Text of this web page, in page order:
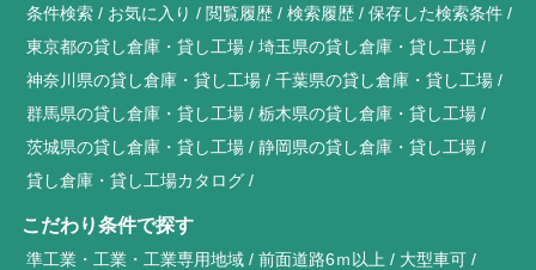
条件検索 お気に入り 閲覧履歴 検索履歴
保存した検索条件
東京都の貸し倉庫・貸し工場
埼玉県の貸し倉庫・貸し工場
神奈川県の貸し倉庫・貸し工場
千葉県の貸し倉庫・貸し工場
群馬県の貸し倉庫・貸し工場
栃木県の貸し倉庫・貸し工場
茨城県の貸し倉庫・貸し工場
静岡県の貸し倉庫・貸し工場
貸し倉庫・貸し工場カタログ
こだわり条件で探す
準工業・工業・工業専用地域 前面道路6ｍ以上
大型車可